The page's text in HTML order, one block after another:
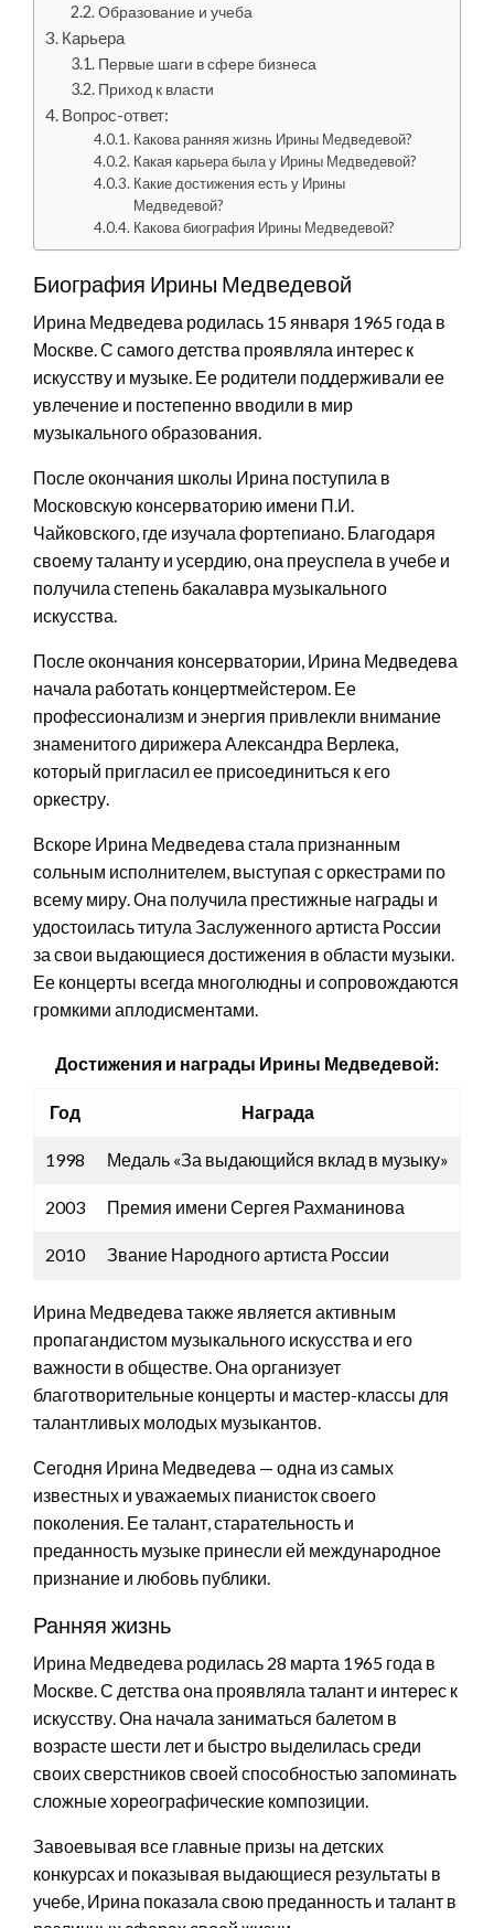
Образование и учеба
Карьера
Первые шаги в сфере бизнеса
Приход к власти
Вопрос-ответ:
Какова ранняя жизнь Ирины Медведевой?
Какая карьера была у Ирины Медведевой?
Какие достижения есть у Ирины
Медведевой?
Какова биография Ирины Медведевой?
Биография Ирины Медведевой
Ирина Медведева родилась 15 января 1965 года в
Москве. С самого детства проявляла интерес к
искусству и музыке. Ее родители поддерживали ее
увлечение и постепенно вводили в мир
музыкального образования.
После окончания школы Ирина поступила в
Московскую консерваторию имени П.И.
Чайковского, где изучала фортепиано. Благодаря
своему таланту и усердию, она преуспела в учебе и
получила степень бакалавра музыкального
искусства.
После окончания консерватории, Ирина Медведева
начала работать концертмейстером. Ее
профессионализм и энергия привлекли внимание
знаменитого дирижера Александра Верлека,
который пригласил ее присоединиться к его
оркестру.
Вскоре Ирина Медведева стала признанным
сольным исполнителем, выступая с оркестрами по
всему миру. Она получила престижные награды и
удостоилась титула Заслуженного артиста России
за свои выдающиеся достижения в области музыки.
Ее концерты всегда многолюдны и сопровождаются
громкими аплодисментами.
Достижения и награды Ирины Медведевой:
Год Награда
1998 Медаль «За выдающийся вклад в музыку»
2003 Премия имени Сергея Рахманинова
2010 Звание Народного артиста России
Ирина Медведева также является активным
пропагандистом музыкального искусства и его
важности в обществе. Она организует
благотворительные концерты и мастер-классы для
талантливых молодых музыкантов.
Сегодня Ирина Медведева — одна из самых
известных и уважаемых пианисток своего
поколения. Ее талант, старательность и
преданность музыке принесли ей международное
признание и любовь публики.
Ранняя жизнь
Ирина Медведева родилась 28 марта 1965 года в
Москве. С детства она проявляла талант и интерес к
искусству. Она начала заниматься балетом в
возрасте шести лет и быстро выделилась среди
своих сверстников своей способностью запоминать
сложные хореографические композиции.
Завоевывая все главные призы на детских
конкурсах и показывая выдающиеся результаты в
учебе, Ирина показала свою преданность и талант в